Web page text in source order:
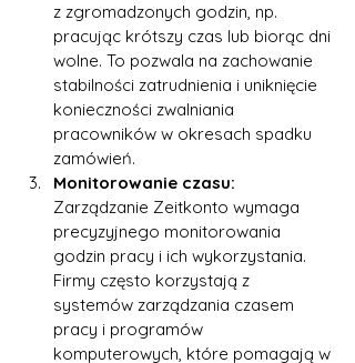
z zgromadzonych godzin, np.
pracując krótszy czas lub biorąc dni
wolne. To pozwala na zachowanie
stabilności zatrudnienia i uniknięcie
konieczności zwalniania
pracowników w okresach spadku
zamówień.
Monitorowanie czasu:
Zarządzanie Zeitkonto wymaga
precyzyjnego monitorowania
godzin pracy i ich wykorzystania.
Firmy często korzystają z
systemów zarządzania czasem
pracy i programów
komputerowych, które pomagają w